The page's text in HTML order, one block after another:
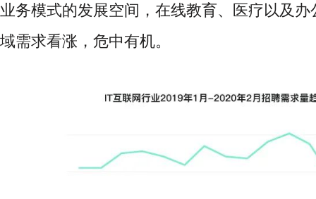
业务模式的发展空间，在线教育、医疗以及
域需求看涨，危中有机。